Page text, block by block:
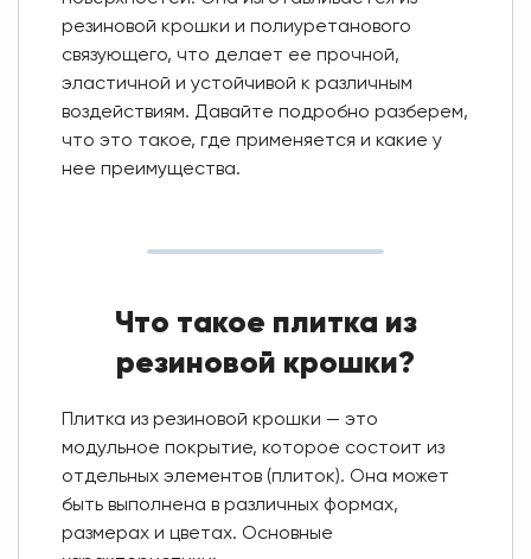
резиновой крошки и полиуретанового
связующего, что делает ее прочной,
эластичной и устойчивой к различным
воздействиям. Давайте подробно разберем,
что это такое, где применяется и какие у
нее преимущества.
Что такое плитка из
резиновой крошки?
Плитка из резиновой крошки — это
модульное покрытие, которое состоит из
отдельных элементов (плиток). Она может
быть выполнена в различных формах,
размерах и цветах. Основные